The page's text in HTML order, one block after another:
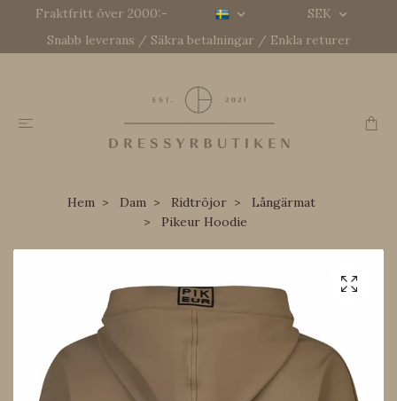
Fraktfritt över 2000:-
SEK
Snabb leverans / Säkra betalningar / Enkla returer
Hem Dam Ridtröjor
Långärmat
Pikeur Hoodie